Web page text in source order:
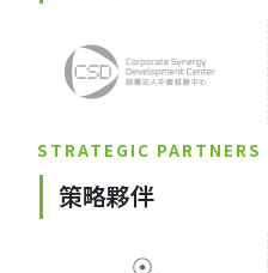
STRATEGIC PARTNERS
策略夥伴